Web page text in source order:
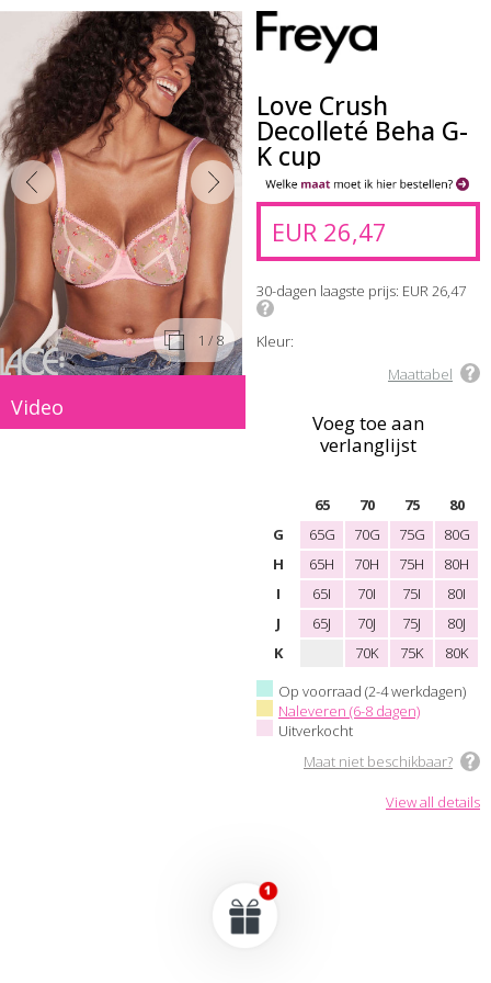
1 / 8
Video
Love Crush
Decolleté Beha G-
K cup
EUR 26,47
30-dagen laagste prijs EUR 26,47
Kleur:
Maattabel
Voeg toe aan
verlanglijst
65 70 75
80
G
65G 70G 75G
80G
H
65H 70H 75H
80H
I
65I 70I 75I
80I
J
65J 70J 75J
80J
K
70K 75K
80K
Op voorraad (2-4 werkdagen)
Naleveren (6-8 dagen)
Uitverkocht
Maat niet beschikbaar?
View all details